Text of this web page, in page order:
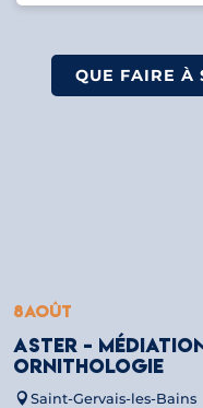
QUE FAIRE À
8AOÛT
ASTER -
ORNITHOLOGIE
Saint-Gervais-les-Bains